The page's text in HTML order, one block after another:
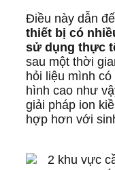
Điều này dẫn
thiết bị có
sử dụng thực
sau một thời
hỏi liệu mình
hình cao như
giải pháp ion
hợp hơn với